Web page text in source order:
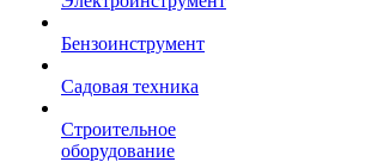
Бензоинструмент
Садовая техника
Строительное
оборудование